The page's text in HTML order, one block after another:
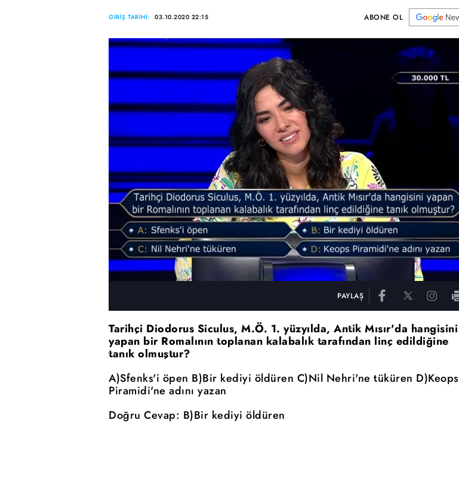
GİRİŞ TARİHİ: 03.10.2020 22:15 ABONE OL
PAYLAŞ
Tarihçi Diodorus Siculus, M.Ö. 1. yüzyılda, Antik Mısır'da hangisini
yapan bir Romalının toplanan kalabalık tarafından linç edildiğine
tanık olmuştur?
A)Sfenks'i öpen B)Bir kediyi öldüren C)Nil Nehri'ne tüküren D)Keops
Piramidi'ne adını yazan
Doğru Cevap: B)Bir kediyi öldüren